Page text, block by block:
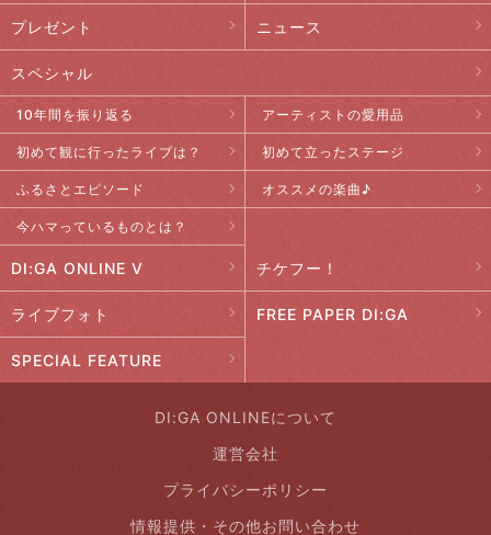
プレゼント ニュース
スペシャル
10年間を振り返る アーティストの愛用品
初めて観に行ったライブは？ 初めて立ったステージ
ふるさとエピソード オススメの楽曲♪
今ハマっているものとは？
DI:GA ONLINE V チケフー！
ライブフォト FREE PAPER DI:GA
SPECIAL FEATURE
DI:GA ONLINEについて
運営会社
プライバシーポリシー
情報提供・その他お問い合わせ